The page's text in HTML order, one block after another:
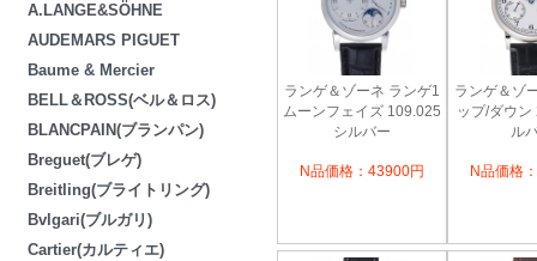
A.LANGE&SÖHNE
AUDEMARS PIGUET
Baume & Mercier
BELL＆ROSS(ベル＆ロス)
BLANCPAIN(ブランパン)
Breguet(ブレゲ)
Breitling(ブライトリング)
Bvlgari(ブルガリ)
Cartier(カルティエ)
ランゲ＆ゾーネ ランゲ1
ムーンフェイズ 109.025
シルバー
N品価格：43900円
ランゲ＆ゾ
ップ/ダウ
ル
N品価格